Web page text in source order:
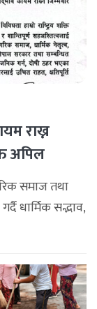
राख्न
अपिल
समाज तथा
धार्मिक सद्भाव,
संयमता